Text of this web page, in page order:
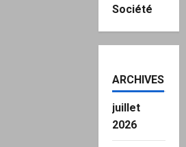
Société
ARCHIVES
juillet
2026